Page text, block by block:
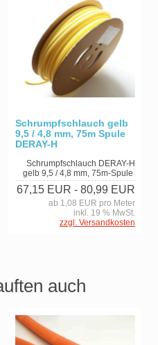
Schrumpfschlauch gelb
9,5 / 4,8 mm, 75m Spule
DERAY-H
Schrumpfschlauch DERAY-H
gelb 9,5 / 4,8 mm, 75m-Spule
67,15 EUR - 80,99 EUR
ab 1,08 EUR pro Meter
inkl. 19 % MwSt.
zzgl. Versandkosten
auch